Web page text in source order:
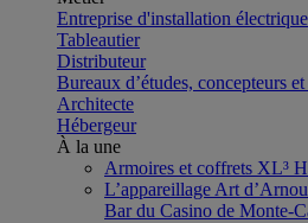
Entreprise d'installation électrique
Tableautier
Distributeur
Bureaux d’études, concepteurs
Architecte
Hébergeur
À la une
Armoires et coffrets XL³
L’appareillage Art
Bar du Casino de Monte-